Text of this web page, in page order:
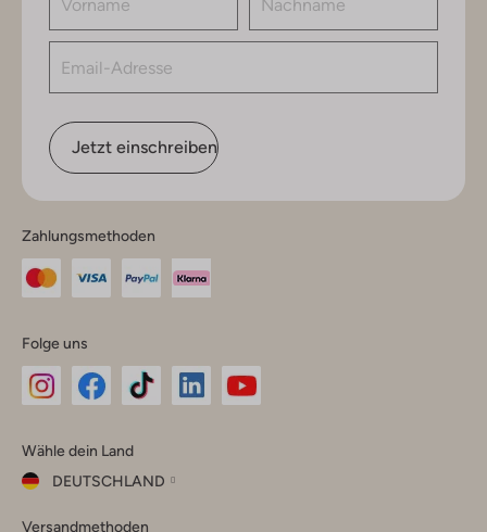
Jetzt einschreiben
Zahlungsmethoden
Folge uns
Instagram
Facebook
TikTok
Wähle dein Land
DEUTSCHLAND
dein
Versandmethoden